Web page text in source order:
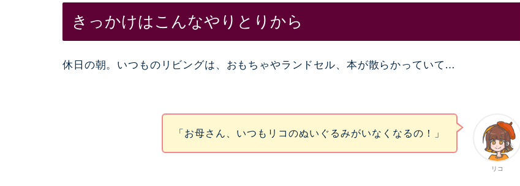
きっかけはこんなやりとりから
休日の朝。いつものリビングは、おもちゃやランドセル、本が散らかっていて…
リコ
「お母さん、いつもリコのぬいぐるみがいなくなるの！」